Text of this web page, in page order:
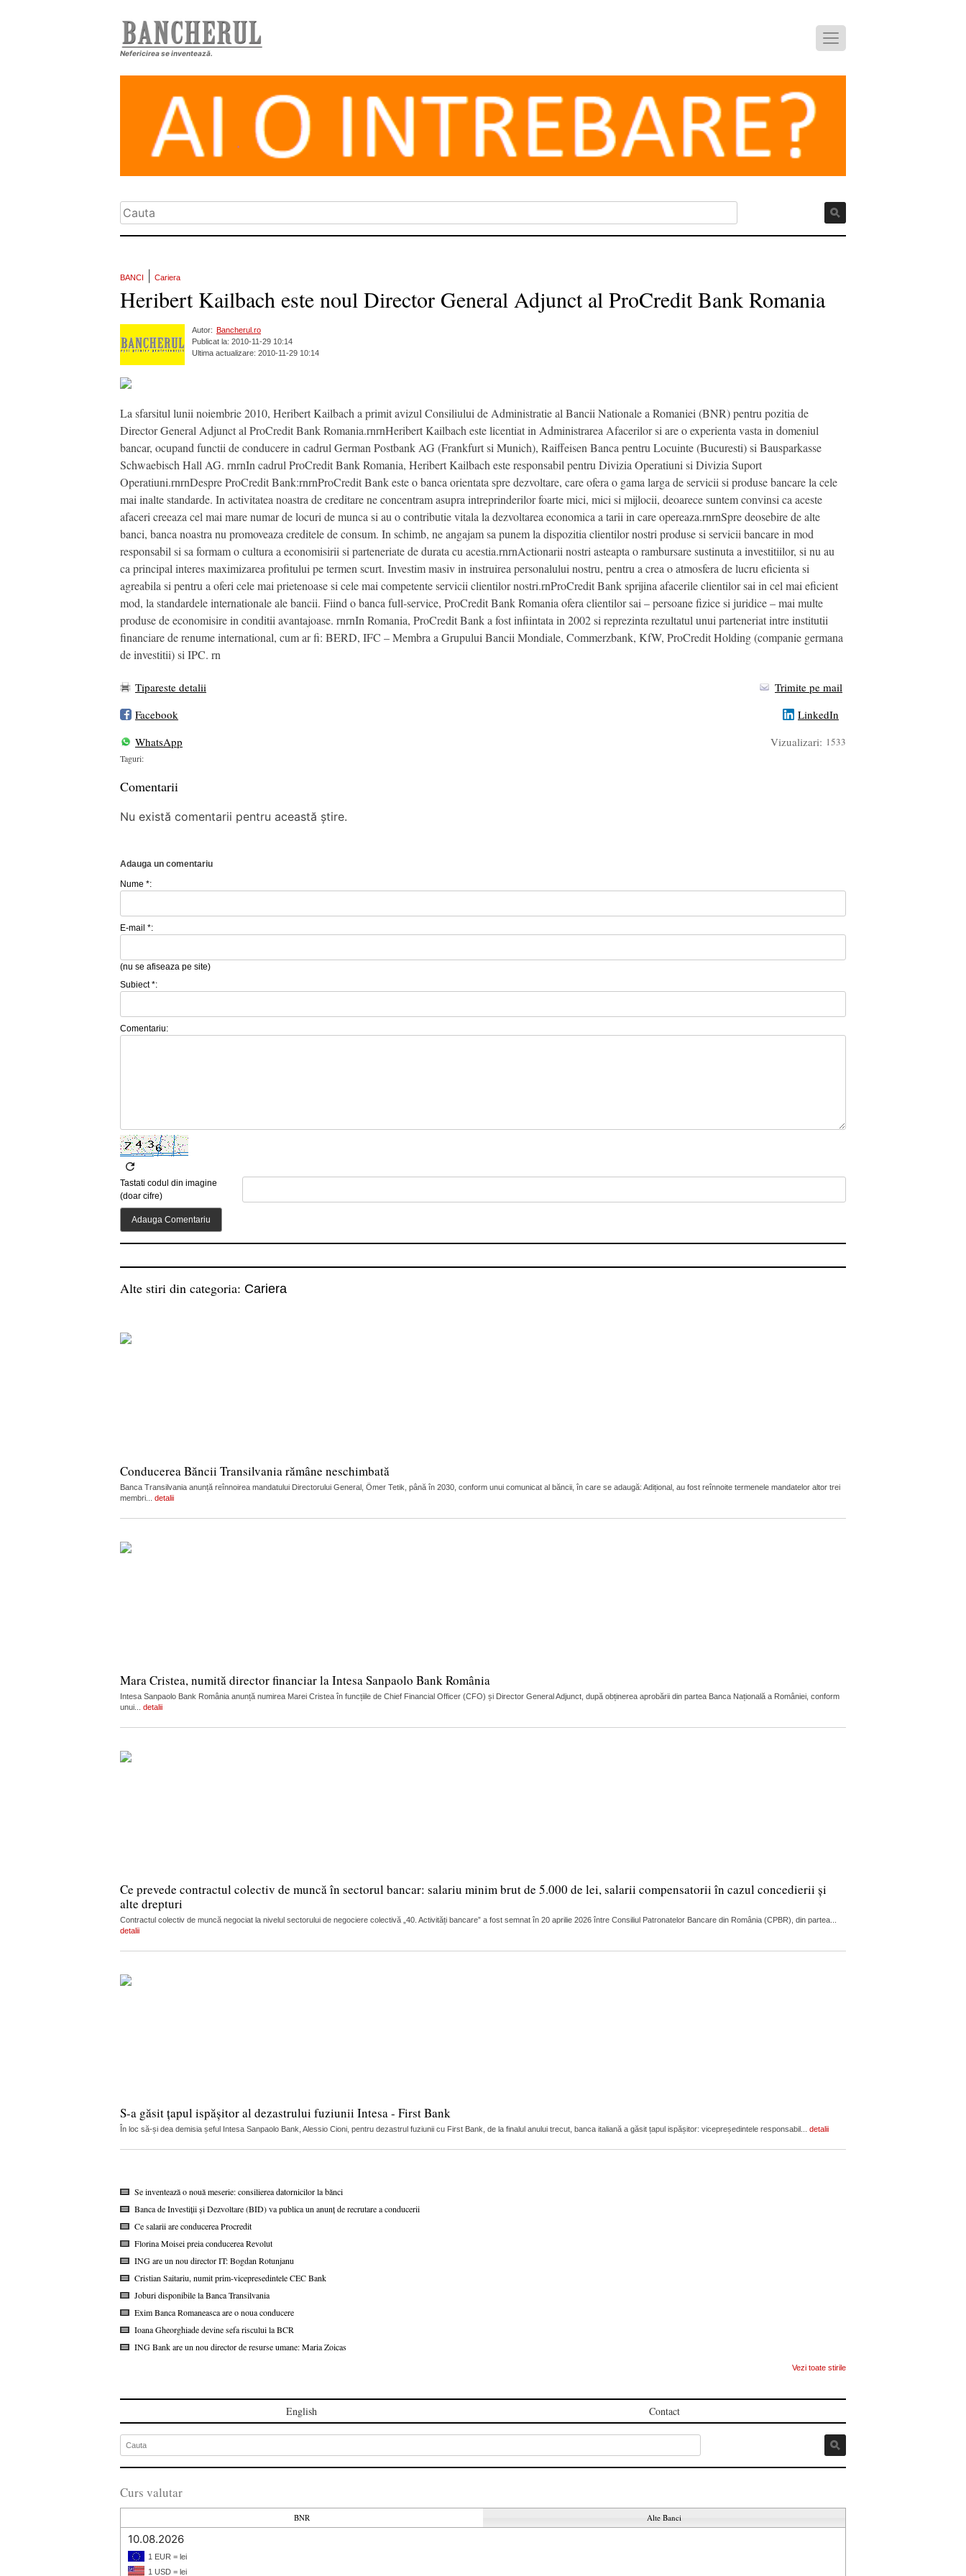
Nefericirea se inventează.
BANCI Cariera
Heribert Kailbach este noul Director General Adjunct al ProCredit Bank Romania
Autor:
Bancherul.ro
Publicat la: 2010-11-29 10:14
Ultima actualizare: 2010-11-29 10:14
La sfarsitul lunii noiembrie 2010, Heribert Kailbach a primit avizul Consiliului de Administratie al Bancii Nationale a Romaniei (BNR) pentru pozitia de
Director General Adjunct al ProCredit Bank Romania.rnrnHeribert Kailbach este licentiat in Administrarea Afacerilor si are o experienta vasta in domeniul
bancar, ocupand functii de conducere in cadrul German Postbank AG (Frankfurt si Munich), Raiffeisen Banca pentru Locuinte (Bucuresti) si Bausparkasse
Schwaebisch Hall AG. rnrnIn cadrul ProCredit Bank Romania, Heribert Kailbach este responsabil pentru Divizia Operatiuni si Divizia Suport
Operatiuni.rnrnDespre ProCredit Bank:rnrnProCredit Bank este o banca orientata spre dezvoltare, care ofera o gama larga de servicii si produse bancare la cele
mai inalte standarde. In activitatea noastra de creditare ne concentram asupra intreprinderilor foarte mici, mici si mijlocii, deoarece suntem convinsi ca aceste
afaceri creeaza cel mai mare numar de locuri de munca si au o contributie vitala la dezvoltarea economica a tarii in care opereaza.rnrnSpre deosebire de alte
banci, banca noastra nu promoveaza creditele de consum. In schimb, ne angajam sa punem la dispozitia clientilor nostri produse si servicii bancare in mod
responsabil si sa formam o cultura a economisirii si parteneriate de durata cu acestia.rnrnActionarii nostri asteapta o rambursare sustinuta a investitiilor, si nu au
ca principal interes maximizarea profitului pe termen scurt. Investim masiv in instruirea personalului nostru, pentru a crea o atmosfera de lucru eficienta si
agreabila si pentru a oferi cele mai prietenoase si cele mai competente servicii clientilor nostri.rnProCredit Bank sprijina afacerile clientilor sai in cel mai eficient
mod, la standardele internationale ale bancii. Fiind o banca full-service, ProCredit Bank Romania ofera clientilor sai – persoane fizice si juridice – mai multe
produse de economisire in conditii avantajoase. rnrnIn Romania, ProCredit Bank a fost infiintata in 2002 si reprezinta rezultatul unui parteneriat intre institutii
financiare de renume international, cum ar fi: BERD, IFC – Membra a Grupului Bancii Mondiale, Commerzbank, KfW, ProCredit Holding (companie germana
de investitii) si IPC. rn
Tipareste detalii
Trimite pe mail
Facebook
LinkedIn
WhatsApp
Vizualizari: 1533
Taguri:
Comentarii
Nu există comentarii pentru această știre.
Adauga un comentariu
Nume *:
E-mail *:
(nu se afiseaza pe site)
Subiect *:
Comentariu:
Tastati codul din imagine
(doar cifre)
Alte stiri din categoria: Cariera
Conducerea Băncii Transilvania rămâne neschimbată
Banca Transilvania anunță reînnoirea mandatului Directorului General, Ömer Tetik, până în 2030, conform unui comunicat al băncii, în care se adaugă: Adițional, au fost reînnoite termenele mandatelor altor trei
membri... detalii
Mara Cristea, numită director financiar la Intesa Sanpaolo Bank România
Intesa Sanpaolo Bank România anunță numirea Marei Cristea în funcțiile de Chief Financial Officer (CFO) și Director General Adjunct, după obținerea aprobării din partea Banca Națională a României, conform
unui... detalii
Ce prevede contractul colectiv de muncă în sectorul bancar: salariu minim brut de 5.000 de lei, salarii compensatorii în cazul concedierii și
alte drepturi
Contractul colectiv de muncă negociat la nivelul sectorului de negociere colectivă „40. Activități bancare” a fost semnat în 20 aprilie 2026 între Consiliul Patronatelor Bancare din România (CPBR), din partea...
detalii
S-a găsit țapul ispășitor al dezastrului fuziunii Intesa - First Bank
În loc să-și dea demisia șeful Intesa Sanpaolo Bank, Alessio Cioni, pentru dezastrul fuziunii cu First Bank, de la finalul anului trecut, banca italiană a găsit țapul ispășitor: vicepreședintele responsabil... detalii
Se inventează o nouă meserie: consilierea datornicilor la bănci
Banca de Investiții și Dezvoltare (BID) va publica un anunț de recrutare a conducerii
Ce salarii are conducerea Procredit
Florina Moisei preia conducerea Revolut
ING are un nou director IT: Bogdan Rotunjanu
Cristian Saitariu, numit prim-vicepresedintele CEC Bank
Joburi disponibile la Banca Transilvania
Exim Banca Romaneasca are o noua conducere
Ioana Gheorghiade devine sefa riscului la BCR
ING Bank are un nou director de resurse umane: Maria Zoicas
Vezi toate stirile
English Contact
Curs valutar
BNR Alte Banci
10.08.2026
1 EUR = lei
1 USD = lei